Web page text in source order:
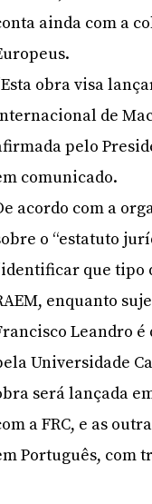
ainda com a
obra visa
de
pelo
comunicado.
acordo com a
o “estatuto
que tipo
enquanto
Leandro
Universidade
será lançada
a FRC, e as
Português, com